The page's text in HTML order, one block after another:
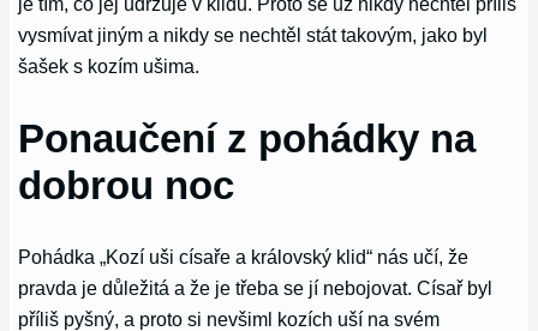
vysmívat jiným a nikdy se nechtěl stát takovým, jako byl
šašek s kozím ušima.
Ponaučení z pohádky na
dobrou noc
Pohádka „Kozí uši císaře a královský klid“ nás učí, že
pravda je důležitá a že je třeba se jí nebojovat. Císař byl
příliš pyšný, a proto si nevšiml kozích uší na svém